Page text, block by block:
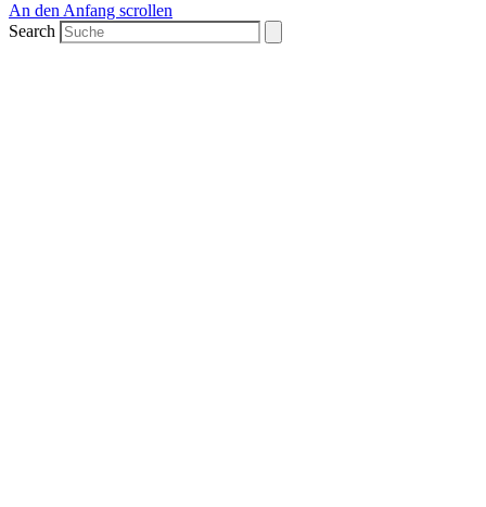
An den Anfang scrollen
Search